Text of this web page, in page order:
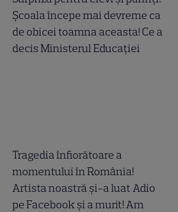
Școala începe mai devreme ca
de obicei toamna aceasta! Ce a
decis Ministerul Educației
Tragedia înfiorătoare a
momentului în România!
Artista noastră și-a luat Adio
pe Facebook și a murit! Am